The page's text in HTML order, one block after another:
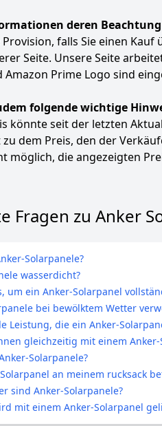
deren
falls Sie einen
Seite. Unsere Seite
Amazon Prime Logo sind
folgende wichtige
könnte seit der letzten
dem Preis, den der
möglich, die angezeigten
Fragen zu Anker
Solarpanele?
wasserdicht?
um ein Anker-Solarpanel
bei bewölktem Wetter
Leistung, die ein Anker-
gleichzeitig mit einem
Solarpanele?
an meinem rucksack
sind Anker-Solarpanele?
mit einem Anker-Solarpanel